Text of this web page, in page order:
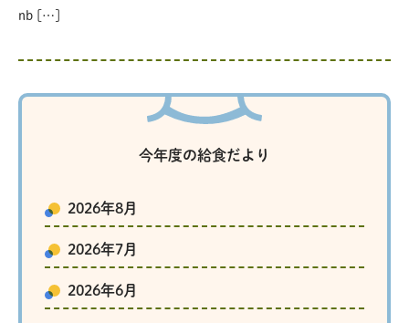
nb […]
今年度の給食だより
2026年8月
2026年7月
2026年6月